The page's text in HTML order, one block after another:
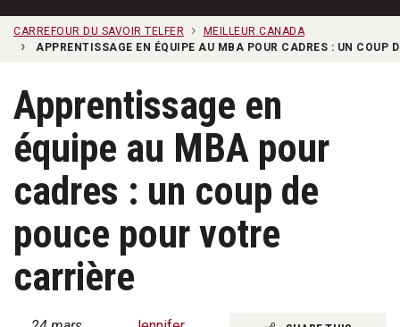
CARREFOUR DU SAVOIR TELFER
MEILLEUR CANADA
APPRENTISSAGE EN ÉQUIPE AU MBA POUR CADRES : UN COUP
Apprentissage en
équipe au MBA pour
cadres : un coup de
pouce pour votre
carrière